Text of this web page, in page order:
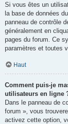
Si vous êtes un
la base de données
panneau de contrôle
généralement en
pages du forum. Ce
paramètres et toutes
Haut
Comment puis-je
utilisateurs en ligne
Dans le panneau de
forum », vous
activez cette option,